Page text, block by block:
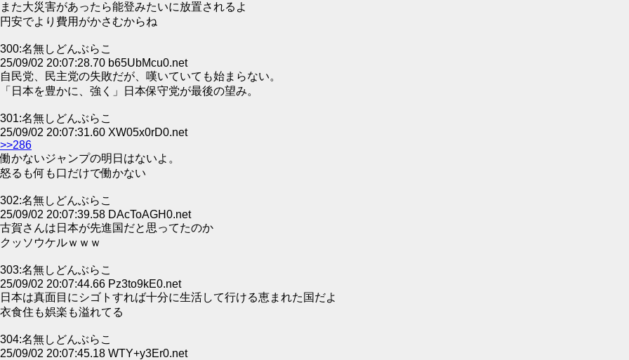
また大災害があったら能登みたいに放置されるよ
円安でより費用がかさむからね
300:名無しどんぶらこ
25/09/02 20:07:28.70 b65UbMcu0.net
自民党、民主党の失敗だが、嘆いていても始まらない。
「日本を豊かに、強く」日本保守党が最後の望み。
301:名無しどんぶらこ
25/09/02 20:07:31.60 XW05x0rD0.net
>>286
働かないジャンプの明日はないよ。
怒るも何も口だけで働かない
302:名無しどんぶらこ
25/09/02 20:07:39.58 DAcToAGH0.net
古賀さんは日本が先進国だと思ってたのか
クッソウケルｗｗｗ
303:名無しどんぶらこ
25/09/02 20:07:44.66 Pz3to9kE0.net
日本は真面目にシゴトすれば十分に生活して行ける恵まれた国だよ
衣食住も娯楽も溢れてる
304:名無しどんぶらこ
25/09/02 20:07:45.18 WTY+y3Er0.net